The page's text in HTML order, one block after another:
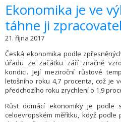
​Ekonomika je ve
táhne ji
21. října 2017
Česká ekonomika podle
úřadu ze začátku září značně
kondici. Její meziroční růstové
letošního roku 4,7 procenta, což je
předchozího roku zrychlení o 1,9
Růst domácí ekonomiky je podle
celoevropském měřítku, když